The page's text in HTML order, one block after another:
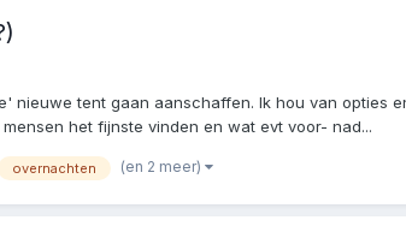
tent gaan aanschaffen. Ik hou van opties
het fijnste vinden en wat evt voor- nad...
overnachten (en 2 meer)